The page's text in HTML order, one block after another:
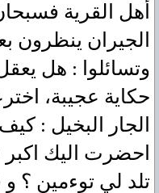
أهل القرية
الجيران ينظرون
وتسائلوا : هل
حكاية عجيبة،
الجار البخيل :
احضرت اليك
تلد لي توءمين ؟ و